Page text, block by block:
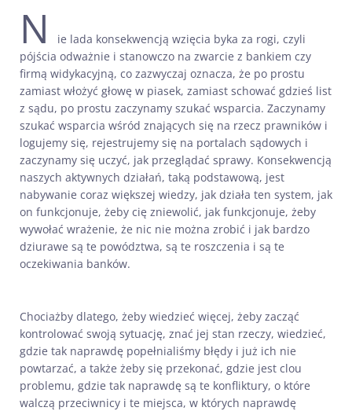
N
ie lada konsekwencją wzięcia byka za rogi, czyli
pójścia odważnie i stanowczo na zwarcie z bankiem czy
firmą widykacyjną, co zazwyczaj oznacza, że po prostu
zamiast włożyć głowę w piasek, zamiast schować gdzieś list
z sądu, po prostu zaczynamy szukać wsparcia. Zaczynamy
szukać wsparcia wśród znających się na rzecz prawników i
logujemy się, rejestrujemy się na portalach sądowych i
zaczynamy się uczyć, jak przeglądać sprawy. Konsekwencją
naszych aktywnych działań, taką podstawową, jest
nabywanie coraz większej wiedzy, jak działa ten system, jak
on funkcjonuje, żeby cię zniewolić, jak funkcjonuje, żeby
wywołać wrażenie, że nic nie można zrobić i jak bardzo
dziurawe są te powództwa, są te roszczenia i są te
oczekiwania banków.
Chociażby dlatego, żeby wiedzieć więcej, żeby zacząć
kontrolować swoją sytuację, znać jej stan rzeczy, wiedzieć,
gdzie tak naprawdę popełnialiśmy błędy i już ich nie
powtarzać, a także żeby się przekonać, gdzie jest clou
problemu, gdzie tak naprawdę są te konfliktury, o które
walczą przeciwnicy i te miejsca, w których naprawdę